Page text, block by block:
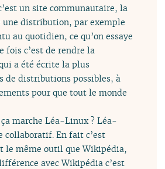
un site communautaire, la
une distribution, par exemple
au quotidien, ce qu’on essaye
fois c’est de rendre la
a été écrite la plus
de distributions possibles, à
pour que tout le monde
marche Léa-Linux ? Léa-
collaboratif. En fait c’est
le même outil que Wikipédia,
avec Wikipédia c’est